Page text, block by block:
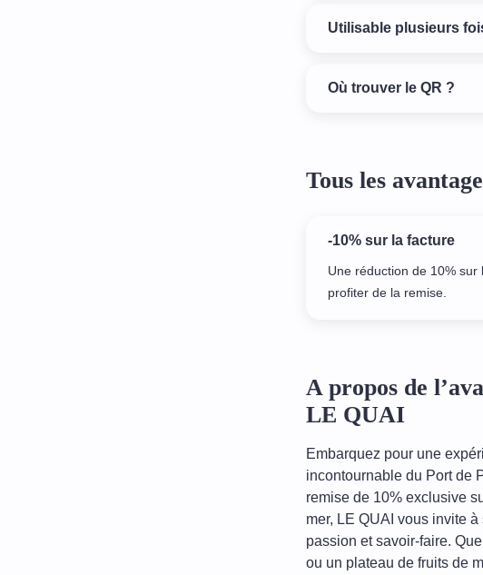
Utilisable plusieurs
Où trouver le QR ?
Tous les
-10% sur la facture
Une réduction de 10%
profiter de la remise.
A propos de
LE QUAI
Embarquez pour une
incontournable du Port de
remise de 10% exclusive
mer, LE QUAI vous invite
passion et savoir-faire.
ou un plateau de fruits de